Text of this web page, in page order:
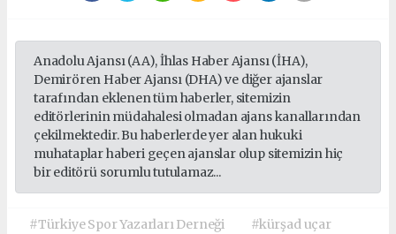
Anadolu Ajansı (AA), İhlas Haber Ajansı (İHA),
Demirören Haber Ajansı (DHA) ve diğer ajanslar
tarafından eklenen tüm haberler, sitemizin
editörlerinin müdahalesi olmadan ajans kanallarından
çekilmektedir. Bu haberlerde yer alan hukuki
muhataplar haberi geçen ajanslar olup sitemizin hiç
bir editörü sorumlu tutulamaz...
#Türkiye Spor Yazarları Derneği
#kürşad uçar